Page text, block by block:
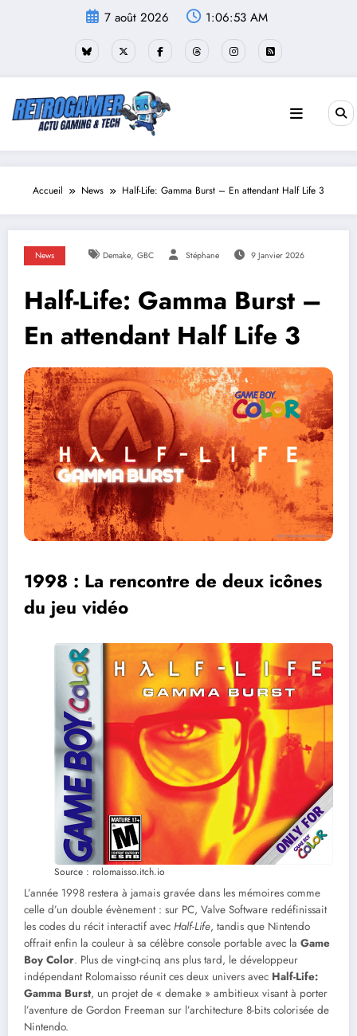
7 août 2026 1:06:54 AM
Accueil News Half-Life: Gamma Burst – En attendant Half Life 3
News Demake, GBC Stéphane 9 Janvier 2026
Half-Life: Gamma Burst –
En attendant Half Life 3
1998 : La rencontre de deux icônes
du jeu vidéo
Source : rolomaisso.itch.io
L’année 1998 restera à jamais gravée dans les mémoires comme
celle d’un double évènement : sur PC, Valve Software redéfinissait
les codes du récit interactif avec Half-Life, tandis que Nintendo
offrait enfin la couleur à sa célèbre console portable avec la Game
Boy Color. Plus de vingt-cinq ans plus tard, le développeur
indépendant Rolomaisso réunit ces deux univers avec Half-Life:
Gamma Burst, un projet de « demake » ambitieux visant à porter
l’aventure de Gordon Freeman sur l’architecture 8-bits colorisée de
Nintendo.